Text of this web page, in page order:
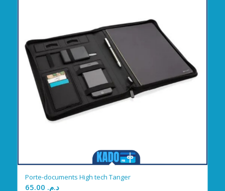
Porte-documents High tech Tanger
د.م.